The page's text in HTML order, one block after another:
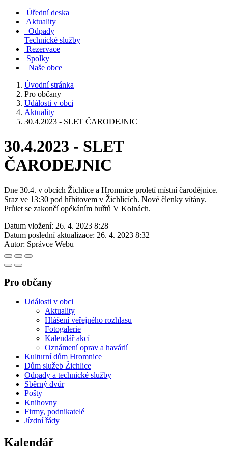
Úřední deska
Aktuality
Odpady
Technické služby
Rezervace
Spolky
Naše obce
Úvodní stránka
Pro občany
Události v obci
Aktuality
30.4.2023 - SLET ČARODEJNIC
30.4.2023 - SLET
ČARODEJNIC
Dne 30.4. v obcích Žichlice a Hromnice proletí místní čarodějnice.
Sraz ve 13:30 pod hřbitovem v Žichlicích. Nové členky vítány.
Průlet se zakončí opékáním buřtů V Kolnách.
Datum vložení: 26. 4. 2023 8:28
Datum poslední aktualizace: 26. 4. 2023 8:32
Autor: Správce Webu
Pro občany
Události v obci
Aktuality
Hlášení veřejného rozhlasu
Fotogalerie
Kalendář akcí
Oznámení oprav a havárií
Kulturní dům Hromnice
Dům služeb Žichlice
Odpady a technické služby
Sběrný dvůr
Pošty
Knihovny
Firmy, podnikatelé
Jízdní řády
Kalendář